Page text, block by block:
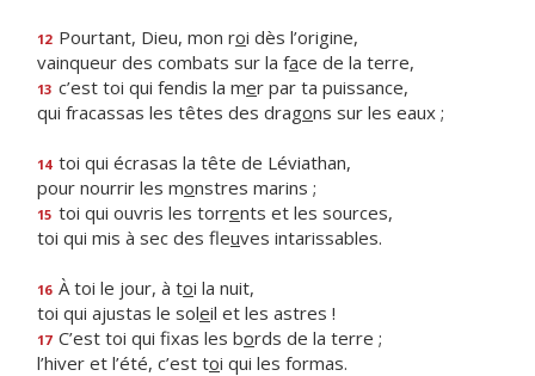
12 Pourtant, Dieu, mon roi dès l’origine,
vainqueur des combats sur la face de la terre,
13 c’est toi qui fendis la mer par ta puissance,
qui fracassas les têtes des dragons sur les eaux ;
14 toi qui écrasas la tête de Léviathan,
pour nourrir les monstres marins ;
15 toi qui ouvris les torrents et les sources,
toi qui mis à sec des fleuves intarissables.
16 À toi le jour, à toi la nuit,
toi qui ajustas le soleil et les astres !
17 C’est toi qui fixas les bords de la terre ;
l’hiver et l’été, c’est toi qui les formas.